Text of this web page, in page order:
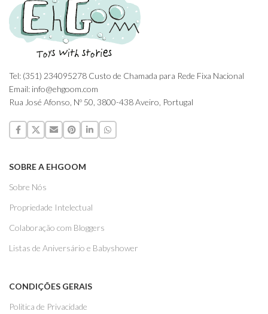
Tel: (351) 234095278 Custo de Chamada para Rede Fixa Nacional
Email: info@ehgoom.com
Rua José Afonso, Nº 50, 3800-438 Aveiro, Portugal
SOBRE A EHGOOM
Sobre Nós
Propriedade Intelectual
Colaboração com Bloggers
Listas de Aniversário e Babyshower
CONDIÇÕES GERAIS
Politica de Privacidade